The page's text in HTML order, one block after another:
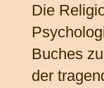
Die
Buches
der